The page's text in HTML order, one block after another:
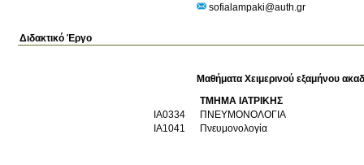
sofialampaki@auth.gr
Διδακτικό Έργο
Μαθήματα Χειμερινού εξαμήνου
ΤΜΗΜΑ ΙΑΤΡΙΚΗΣ
ΙΑ0334
ΠΝΕΥΜΟΝΟΛΟΓΙΑ
ΙΑ1041
Πνευμονολογία